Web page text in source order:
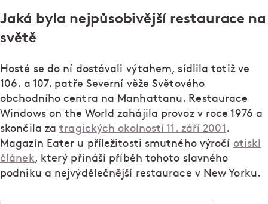
Jaká byla nejpůsobivější restaurace na
světě
Hosté se do ní dostávali výtahem, sídlila totiž ve
106. a 107. patře Severní věže Světového
obchodního centra na Manhattanu. Restaurace
Windows on the World zahájila provoz v roce 1976 a
skončila zatragických okolností 11. září 2001 .
Magazín Eater u příležitosti smutného výročí otiskl
článek, který přináší příběh tohoto slavného
podniku a nejvýdělečnější restaurace v New Yorku.